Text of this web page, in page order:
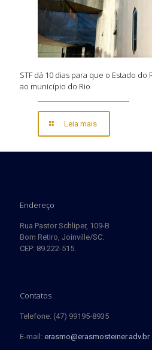
STF dá 10 dias para que o Estado do
ao município do Rio
Leia mais
Endereço
Rua Pastor Schliper, 109-B
Bom Retiro, Joinville/SC.
CEP: 89.222-515.
Contatos
Telefone: (47) 99195-8935
E-mail: erasmo@erasmosteiner.adv.br